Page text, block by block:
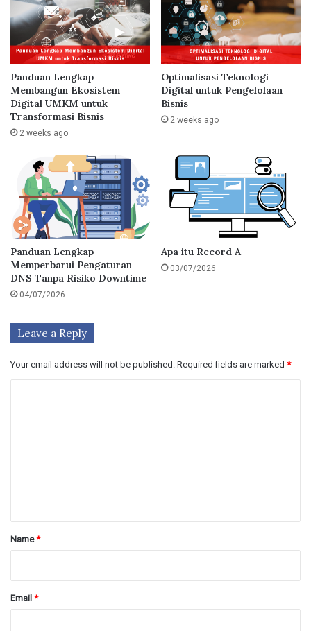
Panduan Lengkap
Membangun Ekosistem
Digital UMKM untuk
Transformasi Bisnis
2 weeks ago
Optimalisasi Teknologi
Digital untuk Pengelolaan
Bisnis
2 weeks ago
Panduan Lengkap
Memperbarui Pengaturan
DNS Tanpa Risiko Downtime
04/07/2026
Apa itu Record A
03/07/2026
Leave a Reply
Your email address will not be published. Required fields are marked *
*Name*
Email *